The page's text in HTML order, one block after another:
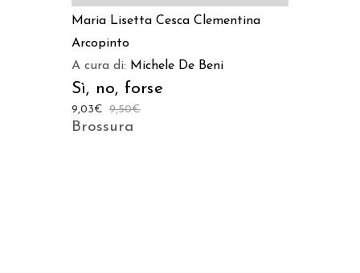
Maria Lisetta Cesca Clementina
Arcopinto
A cura di: Michele De Beni
Sì, no, forse
9,50€
9,03€
Brossura